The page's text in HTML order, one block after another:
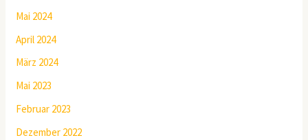
Mai 2024
April 2024
März 2024
Mai 2023
Februar 2023
Dezember 2022